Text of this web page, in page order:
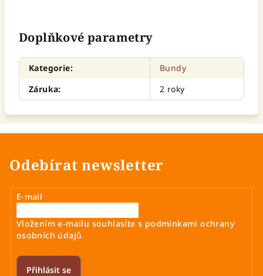
Doplňkové parametry
Kategorie:
Bundy
Záruka: 2 roky
Odebírat newsletter
E-mail
Vložením e-mailu souhlasíte s podmínkami ochrany
osobních údajů
Přihlásit se